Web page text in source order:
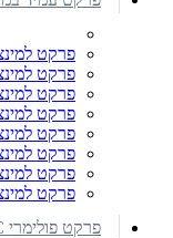
פרקט למינציה 8 מ"מ
פרקט למינציה 8 מ"מ מלטה
פרקט למינציה 8 מ"מ
פרקט למינציה 10 מ"מ
פרקט למינציה 10 מ"מ
פרקט למינציה 10 מ"מ שארק
פרקט למינציה 12 מ"מ שארק
פרקט למינציה 12 מ"מ סילבר
פרקט פולימרי SPC נגד מים